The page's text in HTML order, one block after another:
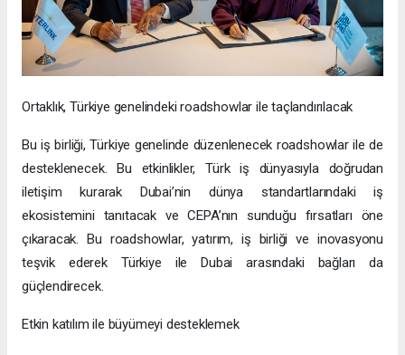
Ortaklık, Türkiye genelindeki roadshowlar ile taçlandırılacak
Bu iş birliği, Türkiye genelinde düzenlenecek roadshowlar ile de
desteklenecek. Bu etkinlikler, Türk iş dünyasıyla doğrudan
iletişim kurarak Dubai’nin dünya standartlarındaki iş
ekosistemini tanıtacak ve CEPA’nın sunduğu fırsatları öne
çıkaracak. Bu roadshowlar, yatırım, iş birliği ve inovasyonu
teşvik ederek Türkiye ile Dubai arasındaki bağları da
güçlendirecek.
Etkin katılım ile büyümeyi desteklemek